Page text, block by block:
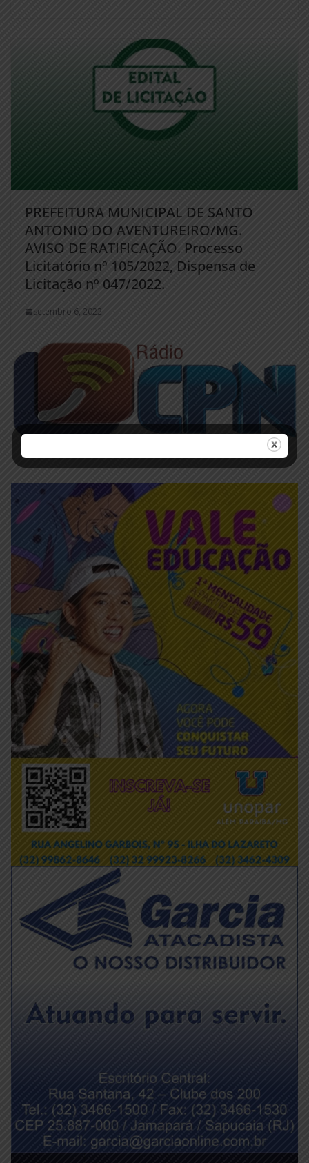
PREFEITURA MUNICIPAL DE SANTO
ANTONIO DO AVENTUREIRO/MG.
AVISO DE RATIFICAÇÃO. Processo
Licitatório nº 105/2022, Dispensa de
Licitação nº 047/2022.
setembro 6, 2022